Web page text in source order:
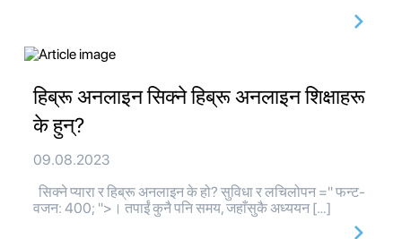
हिब्रू अनलाइन सिक्ने हिब्रू अनलाइन शिक्षाहरू
के हुन्?
09.08.2023
सिक्ने प्यारा र हिब्रू अनलाइन के हो? सुविधा र लचिलोपन =" फन्ट-
वजन: 400; ">। तपाईं कुनै पनि समय, जहाँसुकै अध्ययन […]